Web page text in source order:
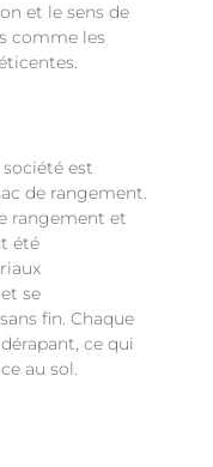
et le sens de
comme les
société est
de rangement.
rangement et
été
se
fin. Chaque
ce qui
au sol.